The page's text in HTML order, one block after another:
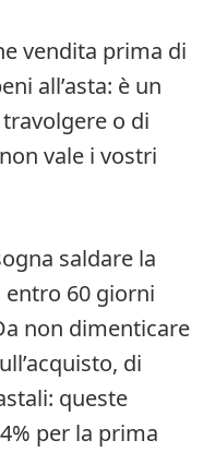
vendita prima di
all’asta: è un
o di
vale i vostri
saldare la
entro 60 giorni
non dimenticare
di
queste
per la prima